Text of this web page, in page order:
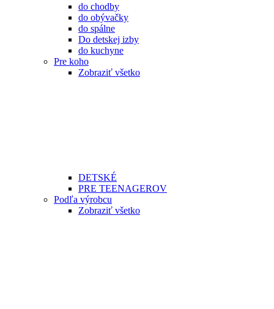
do chodby
do obývačky
do spálne
Do detskej izby
do kuchyne
Pre koho
Zobraziť všetko
DETSKÉ
PRE TEENAGEROV
Podľa výrobcu
Zobraziť všetko